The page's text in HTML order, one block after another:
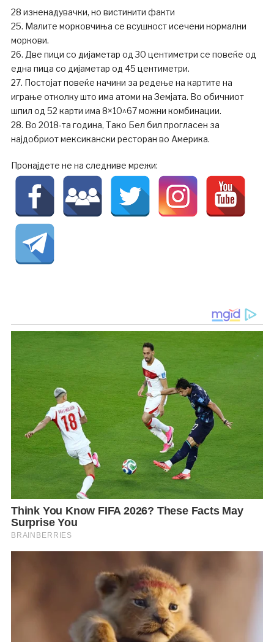
28 изненадувачки, но вистинити факти
25. Малите морковчиња се всушност исечени нормални
моркови.
26. Две пици со дијаметар од 30 центиметри се повеќе од
една пица со дијаметар од 45 центиметри.
27. Постојат повеќе начини за редење на картите на
играње отколку што има атоми на Земјата. Во обичниот
шпил од 52 карти има 8×10^67 можни комбинации.
28. Во 2018-та година, Тако Бел бил прогласен за
најдобриот мексикански ресторан во Америка.
Пронајдете не на следниве мрежи: